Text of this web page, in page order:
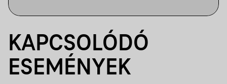
KAPCSOLÓDÓ
ESEMÉNYEK